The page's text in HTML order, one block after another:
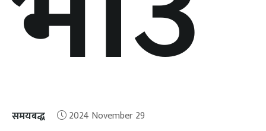
समयबद्ध 2024 November 29